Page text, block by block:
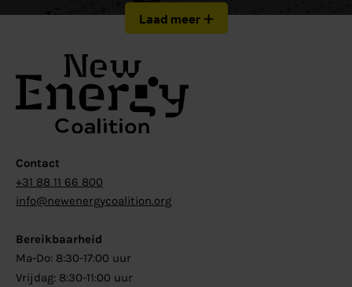
Laad meer
Contact
+31 88 11 66 800
info@newenergycoalition.org
Bereikbaarheid
Ma-Do: 8:30-17:00 uur
Vrijdag: 8:30-11:00 uur